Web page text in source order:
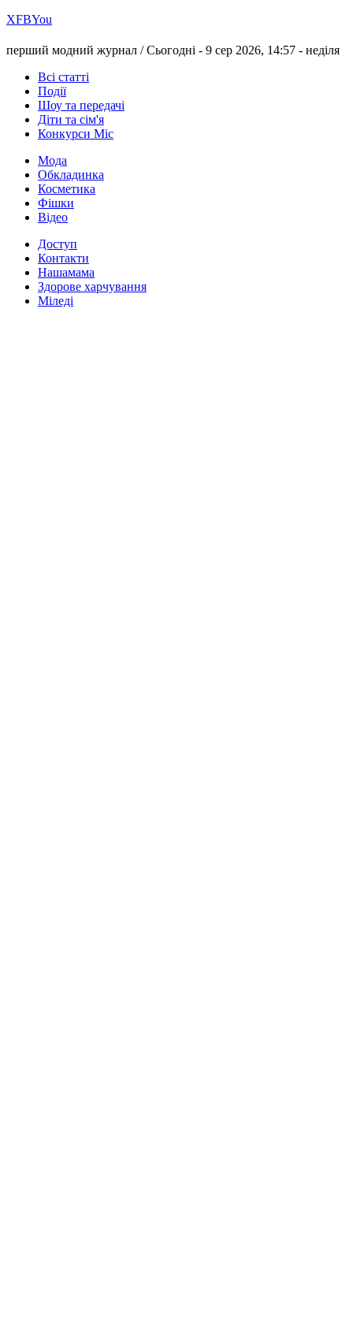
ХFBYou
перший модний журнал /Сьогодні - 9 сер 2026, 14:57 - неділя
Всі статті
Події
Шоу та передачі
Діти та сім'я
Конкурси Міс
Мода
Обкладинка
Косметика
Фішки
Відео
Доступ
Контакти
Нашамама
Здорове харчування
Міледі